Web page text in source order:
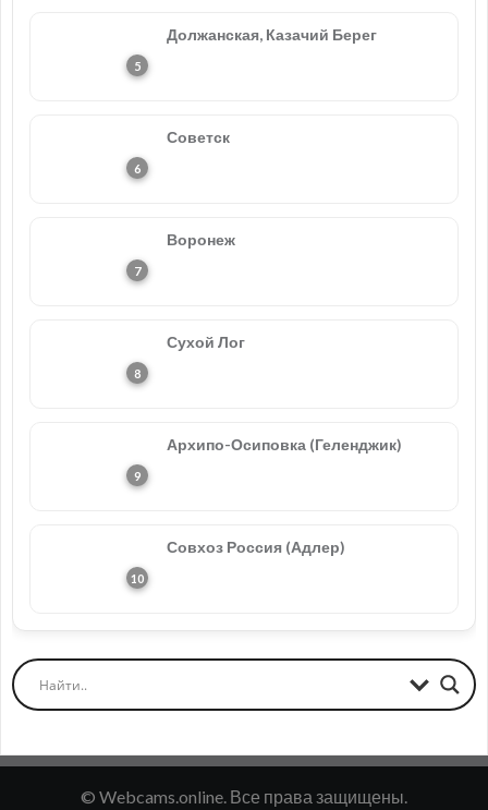
Должанская, Казачий Берег
Советск
Воронеж
Сухой Лог
Архипо-Осиповка (Геленджик)
Совхоз Россия (Адлер)
© Webcams.online. Все права защищены.